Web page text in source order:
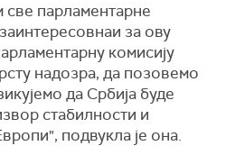
парламентарне
за ову
комисију
надозра, да позовемо
да Србија буде
стабилности и
подвукла је она.